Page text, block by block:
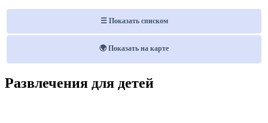
☰ Показать списком
🌍 Показать на карте
Развлечения для детей